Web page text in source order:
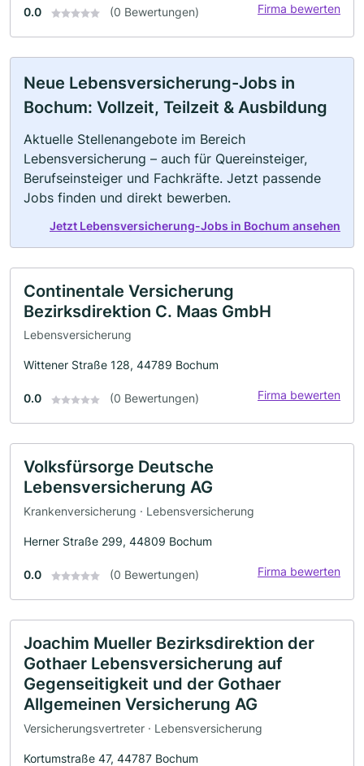
0.0 (0 Bewertungen) Firma bewerten
Neue Lebensversicherung-Jobs in
Bochum: Vollzeit, Teilzeit & Ausbildung
Aktuelle Stellenangebote im Bereich
Lebensversicherung – auch für Quereinsteiger,
Berufseinsteiger und Fachkräfte. Jetzt passende
Jobs finden und direkt bewerben.
Jetzt Lebensversicherung-Jobs in Bochum ansehen
Continentale Versicherung
Bezirksdirektion C. Maas GmbH
Lebensversicherung
Wittener Straße 128, 44789 Bochum
0.0 (0 Bewertungen) Firma bewerten
Volksfürsorge Deutsche
Lebensversicherung AG
Krankenversicherung · Lebensversicherung
Herner Straße 299, 44809 Bochum
0.0 (0 Bewertungen) Firma bewerten
Joachim Mueller Bezirksdirektion der
Gothaer Lebensversicherung auf
Gegenseitigkeit und der Gothaer
Allgemeinen Versicherung AG
Versicherungsvertreter · Lebensversicherung
Kortumstraße 47, 44787 Bochum